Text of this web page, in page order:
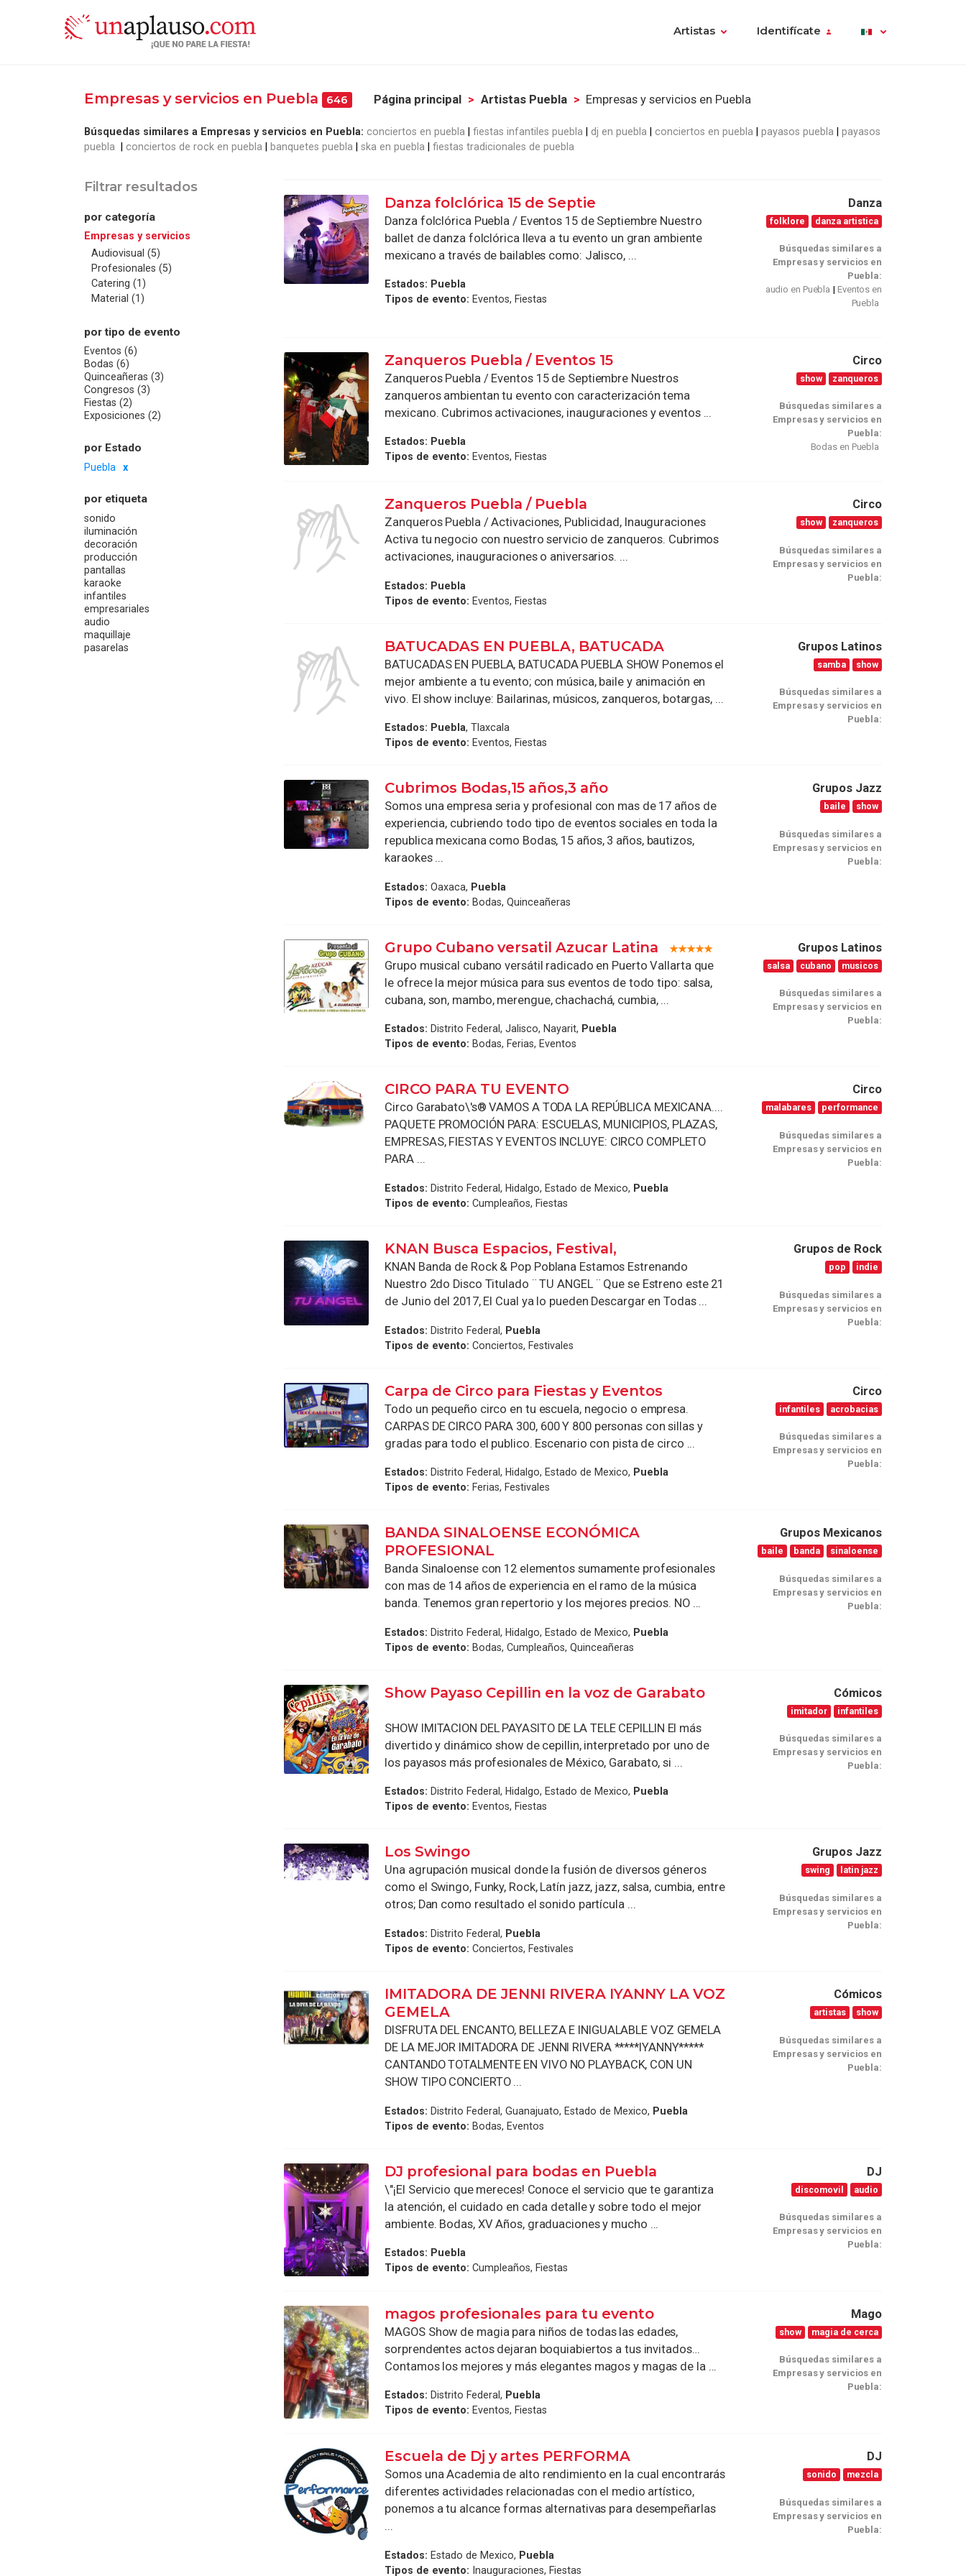
Artistas Identifícate
Empresas y servicios en Puebla 646 Página principal Artistas Puebla Empresas y servicios en Puebla
Búsquedas similares a Empresas y servicios en Puebla: conciertos en puebla fiestas infantiles puebla dj en puebla conciertos en puebla payasos puebla
payasos
puebla
conciertos de rock en puebla banquetes puebla ska en puebla fiestas tradicionales de puebla
Filtrar resultados
por categoría
Empresas y servicios
Audiovisual (5)
Profesionales (5)
Catering (1)
Material (1)
por tipo de evento
Eventos (6)
Bodas (6)
Quinceañeras (3)
Congresos (3)
Fiestas (2)
Exposiciones (2)
por Estado
Puebla
por etiqueta
sonido
iluminación
decoración
producción
pantallas
karaoke
infantiles
empresariales
audio
maquillaje
pasarelas
Danza folclórica 15 de Septie
Danza folclórica Puebla / Eventos 15 de Septiembre Nuestro
ballet de danza folclórica lleva a tu evento un gran ambiente
mexicano a través de bailables como: Jalisco, ...
Estados: Puebla
Tipos de evento: Eventos, Fiestas
Danza
folklore danza artistica
Búsquedas similares a
Empresas y servicios en
Puebla:
audio en Puebla
Eventos en
Puebla
Zanqueros Puebla / Eventos 15
Zanqueros Puebla / Eventos 15 de Septiembre Nuestros
zanqueros ambientan tu evento con caracterización tema
mexicano. Cubrimos activaciones, inauguraciones y eventos ...
Estados: Puebla
Tipos de evento: Eventos, Fiestas
Circo
show zanqueros
Búsquedas similares a
Empresas y servicios en
Puebla:
Bodas en Puebla
Zanqueros Puebla / Puebla
Zanqueros Puebla / Activaciones, Publicidad, Inauguraciones
Activa tu negocio con nuestro servicio de zanqueros. Cubrimos
activaciones, inauguraciones o aniversarios. ...
Estados: Puebla
Tipos de evento: Eventos, Fiestas
Circo
show zanqueros
Búsquedas similares a
Empresas y servicios en
Puebla:
BATUCADAS EN PUEBLA, BATUCADA
BATUCADAS EN PUEBLA, BATUCADA PUEBLA SHOW Ponemos el
mejor ambiente a tu evento; con música, baile y animación en
vivo. El show incluye: Bailarinas, músicos, zanqueros, botargas, ...
Estados: Puebla, Tlaxcala
Tipos de evento: Eventos, Fiestas
Grupos Latinos
samba show
Búsquedas similares a
Empresas y servicios en
Puebla:
Cubrimos Bodas,15 años,3 año
Somos una empresa seria y profesional con mas de 17 años de
experiencia, cubriendo todo tipo de eventos sociales en toda la
republica mexicana como Bodas, 15 años, 3 años, bautizos,
karaokes ...
Estados: Oaxaca, Puebla
Tipos de evento: Bodas, Quinceañeras
Grupos Jazz
baile show
Búsquedas similares a
Empresas y servicios en
Puebla:
Grupo Cubano versatil Azucar Latina
Grupo musical cubano versátil radicado en Puerto Vallarta que
le ofrece la mejor música para sus eventos de todo tipo: salsa,
cubana, son, mambo, merengue, chachachá, cumbia, ...
Estados: Distrito Federal, Jalisco, Nayarit, Puebla
Tipos de evento: Bodas, Ferias, Eventos
Grupos Latinos
salsa cubano musicos
Búsquedas similares a
Empresas y servicios en
Puebla:
CIRCO PARA TU EVENTO
Circo Garabato\'s® VAMOS A TODA LA REPÚBLICA MEXICANA....
PAQUETE PROMOCIÓN PARA: ESCUELAS, MUNICIPIOS, PLAZAS,
EMPRESAS, FIESTAS Y EVENTOS INCLUYE: CIRCO COMPLETO
PARA ...
Estados: Distrito Federal, Hidalgo, Estado de Mexico, Puebla
Tipos de evento: Cumpleaños, Fiestas
Circo
malabares performance
Búsquedas similares a
Empresas y servicios en
Puebla:
KNAN Busca Espacios, Festival,
KNAN Banda de Rock & Pop Poblana Estamos Estrenando
Nuestro 2do Disco Titulado ¨ TU ANGEL ¨ Que se Estreno este 21
de Junio del 2017, El Cual ya lo pueden Descargar en Todas ...
Estados: Distrito Federal, Puebla
Tipos de evento: Conciertos, Festivales
Grupos de Rock
pop indie
Búsquedas similares a
Empresas y servicios en
Puebla:
Carpa de Circo para Fiestas y Eventos
Todo un pequeño circo en tu escuela, negocio o empresa.
CARPAS DE CIRCO PARA 300, 600 Y 800 personas con sillas y
gradas para todo el publico. Escenario con pista de circo ...
Estados: Distrito Federal, Hidalgo, Estado de Mexico, Puebla
Tipos de evento: Ferias, Festivales
Circo
infantiles acrobacias
Búsquedas similares a
Empresas y servicios en
Puebla:
BANDA SINALOENSE ECONÓMICA
PROFESIONAL
Banda Sinaloense con 12 elementos sumamente profesionales
con mas de 14 años de experiencia en el ramo de la música
banda. Tenemos gran repertorio y los mejores precios. NO ...
Estados: Distrito Federal, Hidalgo, Estado de Mexico, Puebla
Tipos de evento: Bodas, Cumpleaños, Quinceañeras
Grupos Mexicanos
baile banda sinaloense
Búsquedas similares a
Empresas y servicios en
Puebla:
Show Payaso Cepillin en la voz de Garabato
SHOW IMITACION DEL PAYASITO DE LA TELE CEPILLIN El más
divertido y dinámico show de cepillin, interpretado por uno de
los payasos más profesionales de México, Garabato, si ...
Estados: Distrito Federal, Hidalgo, Estado de Mexico, Puebla
Tipos de evento: Eventos, Fiestas
Cómicos
imitador infantiles
Búsquedas similares a
Empresas y servicios en
Puebla:
Los Swingo
Una agrupación musical donde la fusión de diversos géneros
como el Swingo, Funky, Rock, Latín jazz, jazz, salsa, cumbia, entre
otros; Dan como resultado el sonido partícula ...
Estados: Distrito Federal, Puebla
Tipos de evento: Conciertos, Festivales
Grupos Jazz
swing latin jazz
Búsquedas similares a
Empresas y servicios en
Puebla:
IMITADORA DE JENNI RIVERA IYANNY LA VOZ
GEMELA
DISFRUTA DEL ENCANTO, BELLEZA E INIGUALABLE VOZ GEMELA
DE LA MEJOR IMITADORA DE JENNI RIVERA *****IYANNY*****
CANTANDO TOTALMENTE EN VIVO NO PLAYBACK, CON UN
SHOW TIPO CONCIERTO ...
Estados: Distrito Federal, Guanajuato, Estado de Mexico, Puebla
Tipos de evento: Bodas, Eventos
Cómicos
artistas show
Búsquedas similares a
Empresas y servicios en
Puebla:
DJ profesional para bodas en Puebla
\"¡El Servicio que mereces! Conoce el servicio que te garantiza
la atención, el cuidado en cada detalle y sobre todo el mejor
ambiente. Bodas, XV Años, graduaciones y mucho ...
Estados: Puebla
Tipos de evento: Cumpleaños, Fiestas
DJ
discomovil audio
Búsquedas similares a
Empresas y servicios en
Puebla:
magos profesionales para tu evento
MAGOS Show de magia para niños de todas las edades,
sorprendentes actos dejaran boquiabiertos a tus invitados…
Contamos los mejores y más elegantes magos y magas de la ...
Estados: Distrito Federal, Puebla
Tipos de evento: Eventos, Fiestas
Mago
show magia de cerca
Búsquedas similares a
Empresas y servicios en
Puebla:
Escuela de Dj y artes PERFORMA
Somos una Academia de alto rendimiento en la cual encontrarás
diferentes actividades relacionadas con el medio artístico,
ponemos a tu alcance formas alternativas para desempeñarlas
...
Estados: Estado de Mexico, Puebla
Tipos de evento: Inauguraciones, Fiestas
DJ
sonido mezcla
Búsquedas similares a
Empresas y servicios en
Puebla: